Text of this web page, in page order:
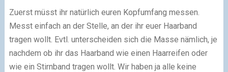
Zuerst müsst ihr natürlich euren Kopfumfang messen.
Messt einfach an der Stelle, an der ihr euer Haarband
tragen wollt. Evtl. unterscheiden sich die Masse nämlich, je
nachdem ob ihr das Haarband wie einen Haarreifen oder
wie ein Stirnband tragen wollt. Wir haben ja alle keine